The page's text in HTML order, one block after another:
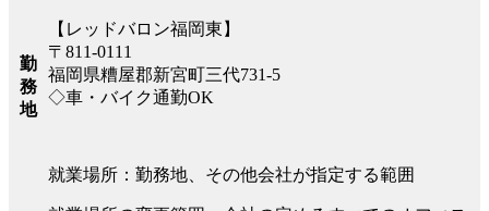
勤
務
地
【レッドバロン福岡東】
〒811-0111
福岡県糟屋郡新宮町三代731-5
◇車・バイク通勤OK
就業場所：勤務地、その他会社が指定する範囲